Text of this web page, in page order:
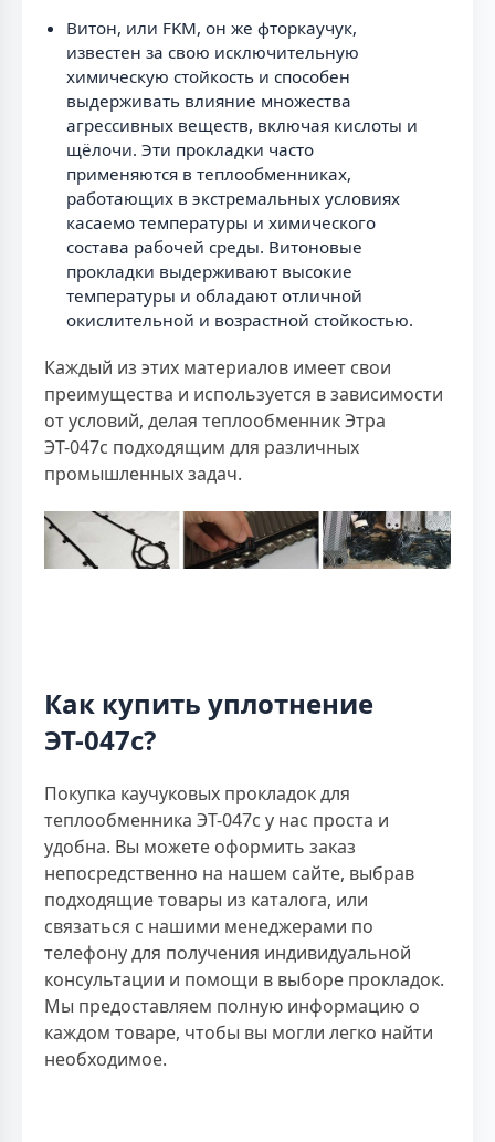
Витон, или FKM, он же фторкаучук,
известен за свою исключительную
химическую стойкость и способен
выдерживать влияние множества
агрессивных веществ, включая кислоты и
щёлочи. Эти прокладки часто
применяются в теплообменниках,
работающих в экстремальных условиях
касаемо температуры и химического
состава рабочей среды. Витоновые
прокладки выдерживают высокие
температуры и обладают отличной
окислительной и возрастной стойкостью.
Каждый из этих материалов имеет свои
преимущества и используется в зависимости
от условий, делая теплообменник Этра
ЭТ-047с подходящим для различных
промышленных задач.
Как купить уплотнение
ЭТ-047с?
Покупка каучуковых прокладок для
теплообменника ЭТ-047с у нас проста и
удобна. Вы можете оформить заказ
непосредственно на нашем сайте, выбрав
подходящие товары из каталога, или
связаться с нашими менеджерами по
телефону для получения индивидуальной
консультации и помощи в выборе прокладок.
Мы предоставляем полную информацию о
каждом товаре, чтобы вы могли легко найти
необходимое.